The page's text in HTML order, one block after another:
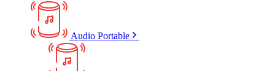
Audio Portable